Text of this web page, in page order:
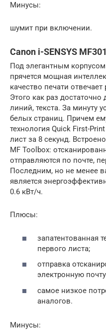
Минусы:
шумит при включении.
Canon i-SENSYS
Под элегантным корпусом
прячется мощная
качество печати
Этого как раз
линий, текста. За минуту
белых страниц. Причем
технология Quick First-
лист за 8 секунд.
MF Toolbox:
отправляются по почте,
Последним, но не менее
является
0.6 кВт/ч.
Плюсы:
запатентованная
первого листа;
отправка
электронную
самое низкое
аналогов.
Минусы: